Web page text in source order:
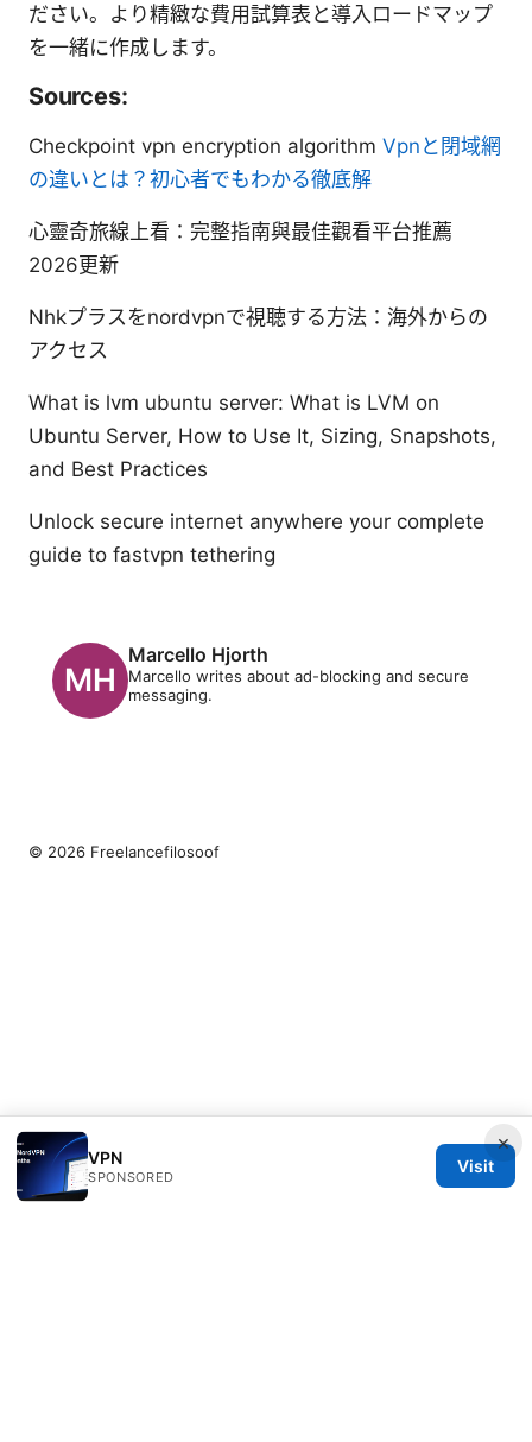
ださい。より精緻な費用試算表と導入ロードマップ
を一緒に作成します。
Sources:
Checkpoint vpn encryption algorithm Vpnと閉域網
の違いとは？初心者でもわかる徹底解
心靈奇旅線上看：完整指南與最佳觀看平台推薦
2026更新
Nhkプラスをnordvpnで視聴する方法：海外からの
アクセス
What is lvm ubuntu server: What is LVM on
Ubuntu Server, How to Use It, Sizing, Snapshots,
and Best Practices
Unlock secure internet anywhere your complete
guide to fastvpn tethering
Marcello Hjorth
Marcello writes about ad-blocking and secure
messaging.
×
VPN
SPONSORED
Visit
© 2026 Freelancefilosoof